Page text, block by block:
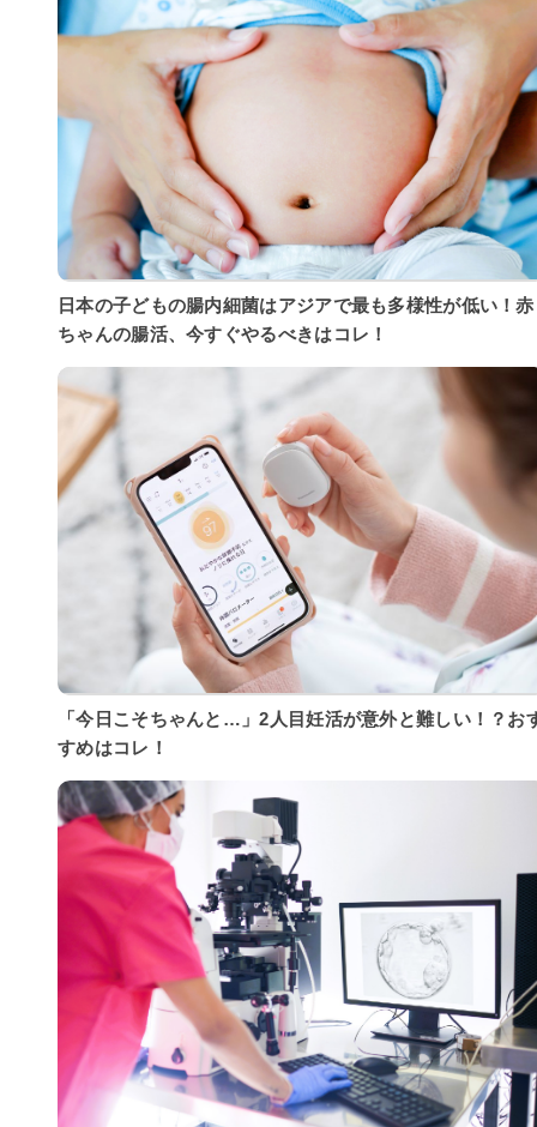
日本の子どもの腸内細菌はアジアで最も多様性が低い！赤
ちゃんの腸活、今すぐやるべきはコレ！
「今日こそちゃんと…」2人目妊活が意外と難しい！？お
すめはコレ！